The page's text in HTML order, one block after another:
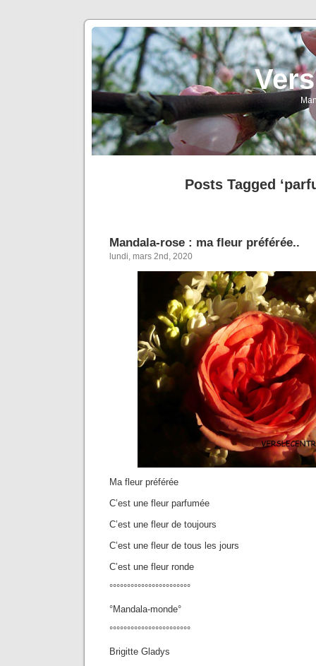
Posts Tagged
Mandala-rose : ma fleur préférée..
lundi, mars 2nd, 2020
Ma fleur préférée
C’est une fleur parfumée
C’est une fleur de toujours
C’est une fleur de tous les jours
C’est une fleur ronde
°°°°°°°°°°°°°°°°°°°°°°°
°Mandala-monde°
°°°°°°°°°°°°°°°°°°°°°°°
Brigitte Gladys